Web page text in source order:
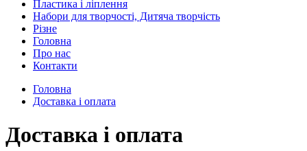
Пластика і ліплення
Набори для творчості, Дитяча творчість
Різне
Головна
Про нас
Контакти
Головна
Доставка і оплата
Доставка і оплата